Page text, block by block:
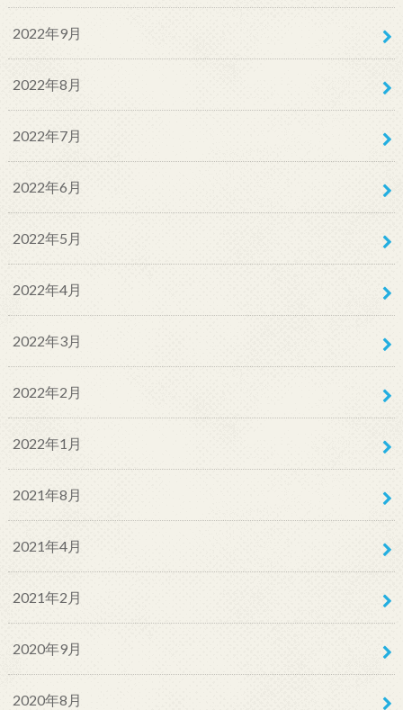
2022年9月
2022年8月
2022年7月
2022年6月
2022年5月
2022年4月
2022年3月
2022年2月
2022年1月
2021年8月
2021年4月
2021年2月
2020年9月
2020年8月